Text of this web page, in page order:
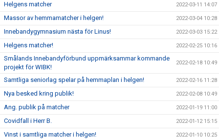
Helgens matcher 2022-03-11 14:07
Massor av hemmamatcher i helgen! 2022-03-04 10:28
Innebandygymnasium nästa för Linus! 2022-03-03 15:22
Helgens matcher! 2022-02-25 10:16
Smålands Innebandyförbund uppmärksammar kommande
projekt för WIBK!
2022-02-18 10:49
Samtliga seniorlag spelar på hemmaplan i helgen! 2022-02-16 11:28
Nya besked kring publik! 2022-02-08 10:49
Ang. publik på matcher 2022-01-19 11:00
Covidfall i Herr B. 2022-01-12 15:15
Vinst i samtliga matcher i helgen! 2022-01-10 10:25